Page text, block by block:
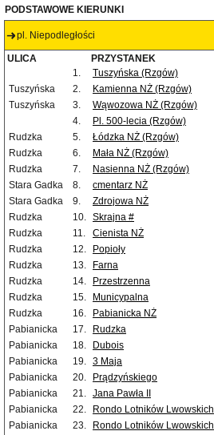
PODSTAWOWE KIERUNKI
pl. Niepodległości
ULICA PRZYSTANEK
1.
Tuszyńska (Rzgów)
Tuszyńska
2. Kamienna NŻ (Rzgów)
Tuszyńska
3. Wąwozowa NŻ (Rzgów)
4.
Pl. 500-lecia (Rzgów)
Rudzka
5. Łódzka NŻ (Rzgów)
Rudzka
6. Mała NŻ (Rzgów)
Rudzka
7. Nasienna NŻ (Rzgów)
Stara Gadka
8. cmentarz NŻ
Stara Gadka
9. Zdrojowa NŻ
Rudzka
10. Skrajna #
Rudzka
11. Cienista NŻ
Rudzka
12. Popioły
Rudzka
13. Farna
Rudzka
14. Przestrzenna
Rudzka
15. Municypalna
Rudzka
16. Pabianicka NŻ
Pabianicka
17. Rudzka
Pabianicka
18. Dubois
Pabianicka
19. 3 Maja
Pabianicka
20. Prądzyńskiego
Pabianicka
21. Jana Pawła II
Pabianicka
22. Rondo Lotników Lwowskich
Pabianicka
23. Rondo Lotników Lwowskich